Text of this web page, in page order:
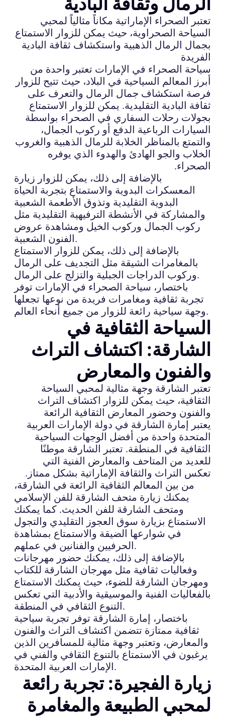
تعتبر الصحراء الإماراتية مكاناً مثالياً لمحبي
السياحة الصحراوية، حيث يمكن للزوار الاستمتاع
بجمال الرمال الذهبية واستكشاف ثقافة البادية
الفريدة
سياحة الصحراء في الإمارات تعتبر واحدة من
أبرز المعالم السياحية في البلاد، حيث تتيح للزوار
فرصة استكشاف جمال الرمال والتعرف على
ثقافة البادية التقليدية. يمكن للزوار الاستمتاع
بجولات رحلات السفاري في الصحراء بواسطة
السيارات الرباعية الدفع أو ركوب الجمال،
والتمتع بالمناظر الخلابة للرمال الذهبية والغروب
الخلاب والجو الهادئ والهدوء الذي يوفره
الصحراء.
بالإضافة إلى ذلك، يمكن للزوار زيارة
المعسكرات البدوية والاستمتاع بتجربة الحياة
البدوية التقليدية وتذوق الأطعمة الشعبية
والمشاركة في الأنشطة الترفيهية التقليدية مثل
ركوب الجمال وركوب الخيل ومشاهدة عروض
الفنون الشعبية.
بالإضافة إلى ذلك، يمكن للزوار الاستمتاع
بالمغامرات الشيقة مثل التجديف على الرمال
وركوب الدراجات الجبلية والتزلج على الرمال.
باختصار، سياحة الصحراء في الإمارات توفر
تجربة ثقافية ومغامرات فريدة من نوعها تجعلها
وجهة سياحية رائعة للزوار من جميع أنحاء العالم.
السياحة الثقافية في
الشارقة: اكتشاف التراث
والفنون والمعارض
تعتبر الشارقة وجهة مثالية لمحبي السياحة
الثقافية، حيث يمكن للزوار اكتشاف التراث
والفنون وحضور المعارض الثقافية الرائعة
يعتبر إمارة الشارقة في دولة الإمارات العربية
المتحدة واحدة من أفضل الوجهات السياحية
الثقافية في المنطقة. تعتبر الشارقة موطنًا
للعديد من المتاحف والمعارض الفنية التي
تعكس التراث والثقافة الإماراتية بشكل ممتاز.
من بين المعالم الثقافية الرائعة في الشارقة،
يمكنك زيارة متحف الشارقة للفن الإسلامي
ومتحف الشارقة للفن الحديث. كما يمكنك
الاستمتاع بزيارة سوق العجوز التقليدي والتجول
في شوارعها الضيقة والاستمتاع بمشاهدة
الحرفيين والفنانين في عملهم.
بالإضافة إلى ذلك، يمكنك حضور مهرجانات
وفعاليات ثقافية مثل مهرجان الشارقة للكتاب
ومهرجان الشارقة للضوء، حيث يمكنك الاستمتاع
بالفعاليات الفنية والموسيقية والأدبية التي تعكس
التنوع الثقافي في المنطقة.
باختصار، إمارة الشارقة توفر تجربة سياحية
ثقافية ممتازة تتضمن اكتشاف التراث والفنون
والمعارض، وتعتبر وجهة مثالية للمسافرين الذين
يرغبون في الاستمتاع بالتنوع الثقافي والفني في
الإمارات العربية المتحدة.
زيارة الفجيرة: تجربة رائعة
لمحبي الطبيعة والمغامرة